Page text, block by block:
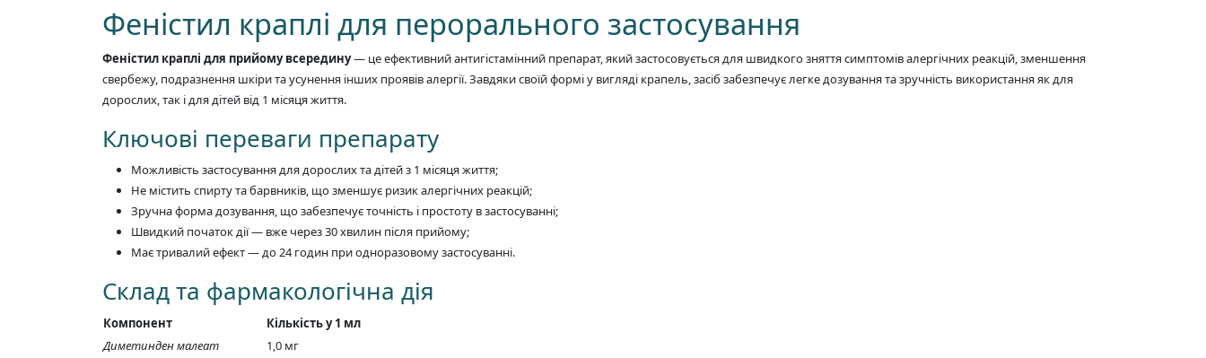
Феністил краплі для перорального застосування
Феністил краплі для прийому всередину— це ефективний антигістамінний препарат, який застосовується для швидкого зняття симптомів алергічних реакцій, зменшення
свербежу, подразнення шкіри та усунення інших проявів алергії. Завдяки своїй формі у вигляді крапель, засіб забезпечує легке дозування та зручність використання як для
дорослих, так і для дітей від 1 місяця життя.
Ключові переваги препарату
Можливість застосування для дорослих та дітей з 1 місяця життя;
Не містить спирту та барвників, що зменшує ризик алергічних реакцій;
Зручна форма дозування, що забезпечує точність і простоту в застосуванні;
Швидкий початок дії — вже через 30 хвилин після прийому;
Має тривалий ефект — до 24 годин при одноразовому застосуванні.
Склад та фармакологічна дія
Компонент
Кількість у 1 мл
Диметинден малеат
1,0 мг